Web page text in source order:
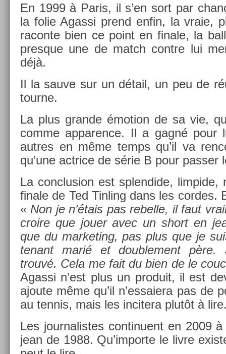
En 1999 à Paris, il s’en sort par
la folie Agas­si prend enfin, la vraie,
racon­te bien ce point en fin­ale, la
pre­sque une de match con­tre lui
déjà.
Il la sauve sur un détail, un peu de
tour­ne.
La plus gran­de émo­tion de sa vie,
comme ap­par­ence. Il a gagné pour
aut­res en même temps qu’il va
qu’une actrice de série B pour pass­er
La con­clus­ion est splen­dide, li­mpide,
fin­ale de Ted Tinl­ing dans les cor­des.
« Non je n’étais pas re­bel­le, il faut
croire que jouer avec un short en
que du mar­ket­ing, pas plus que je
tenant marié et doub­le­ment
trouvé. Cela me fait du bien de le
Agas­si n’est plus un pro­duit, il est
ajoute même qu’il n’es­saiera pas de
au ten­nis, mais les in­citera plutôt à
Les jour­nalis­tes con­tinuent en 2009
jean de 1988. Qu’im­porte le livre